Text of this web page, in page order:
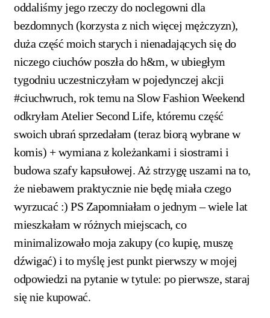
oddaliśmy jego rzeczy do noclegowni dla
bezdomnych (korzysta z nich więcej mężczyzn),
duża część moich starych i nienadających się do
niczego ciuchów poszła do h&m, w ubiegłym
tygodniu uczestniczyłam w pojedynczej akcji
#ciuchwruch, rok temu na Slow Fashion Weekend
odkryłam Atelier Second Life, któremu część
swoich ubrań sprzedałam (teraz biorą wybrane w
komis) + wymiana z koleżankami i siostrami i
budowa szafy kapsułowej. Aż strzygę uszami na to,
że niebawem praktycznie nie będę miała czego
wyrzucać :) PS Zapomniałam o jednym – wiele lat
mieszkałam w różnych miejscach, co
minimalizowało moja zakupy (co kupię, muszę
dźwigać) i to myślę jest punkt pierwszy w mojej
odpowiedzi na pytanie w tytule: po pierwsze, staraj
się nie kupować.